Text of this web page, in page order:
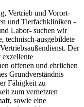
Vertrieb und Vorort-
und Tierfachkliniken -
Labor- suchen wir
technisch-ausgebildete
Der
offenen und ehrlichen
Grundverständnis
Fähigkeit zu
zum vernetzten
sowie eine